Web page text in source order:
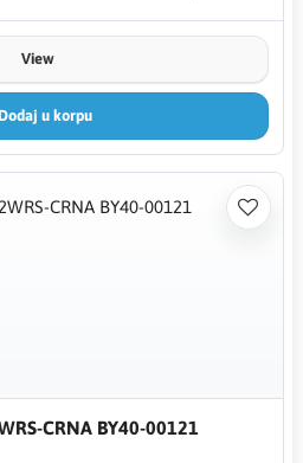
View
u korpu
CRNA BY40-00121